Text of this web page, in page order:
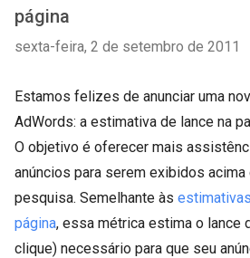
página
sexta-feira, 2 de setembro de 2011
Estamos felizes de anunciar uma
AdWords: a estimativa de lance na
O objetivo é oferecer mais
anúncios para serem exibidos
pesquisa. Semelhante às
página, essa métrica estima o lance
clique) necessário para que seu